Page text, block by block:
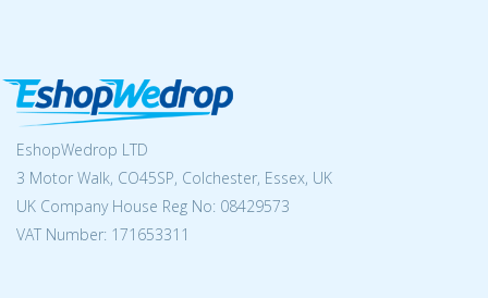
EshopWedrop LTD
3 Motor Walk, CO45SP, Colchester, Essex, UK
UK Company House Reg No: 08429573
VAT Number: 171653311